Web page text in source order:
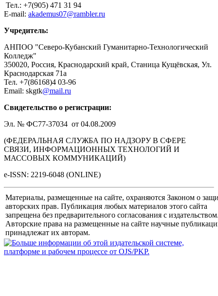
Тел.: +7(905) 471 31 94
E-mail: akademus07@rambler.ru
Учредитель:
АНПОО "Северо-Кубанский Гуманитарно-Технологический
Колледж"
350020, Россия, Краснодарский край, Станица Кущёвская, Ул.
Краснодарская 71а
Тел. +7(86168)4 03-96
Email: skgtk@mail.ru
Свидетельство о регистрации:
Эл. № ФС77-37034 от 04.08.2009
(ФЕДЕРАЛЬНАЯ СЛУЖБА ПО НАДЗОРУ В СФЕРЕ
СВЯЗИ, ИНФОРМАЦИОННЫХ ТЕХНОЛОГИЙ И
МАССОВЫХ КОММУНИКАЦИЙ)
e-ISSN: 2219-6048 (ONLINE)
Материалы, размещенные на сайте, охраняются Законом о
авторских прав. Публикация любых материалов этого сайта
запрещена без предварительного согласования с
Авторские права на размещенные на сайте научные
принадлежат их авторам.